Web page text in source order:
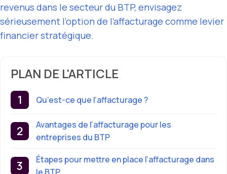
revenus dans le secteur du BTP, envisagez
sérieusement l’option de l’affacturage comme levier
financier stratégique.
PLAN DE L'ARTICLE
Qu’est-ce que l’affacturage ?
Avantages de l’affacturage pour les
entreprises du BTP
Étapes pour mettre en place l’affacturage dans